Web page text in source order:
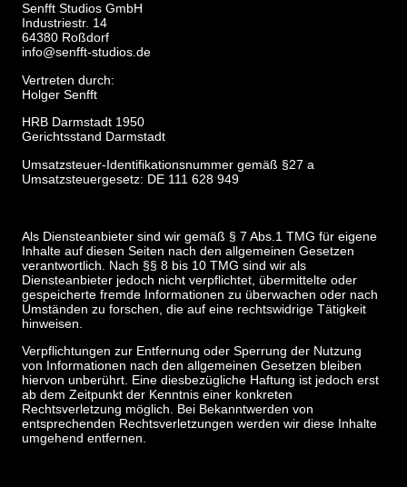
Senfft Studios GmbH
Industriestr. 14
64380 Roßdorf
info@senfft-studios.de
Vertreten durch:
Holger Senfft
HRB Darmstadt 1950
Gerichtsstand Darmstadt
Umsatzsteuer-Identifikationsnummer gemäß §27 a
Umsatzsteuergesetz: DE 111 628 949
Als Diensteanbieter sind wir gemäß § 7 Abs.1 TMG für eigene
Inhalte auf diesen Seiten nach den allgemeinen Gesetzen
verantwortlich. Nach §§ 8 bis 10 TMG sind wir als
Diensteanbieter jedoch nicht verpflichtet, übermittelte oder
gespeicherte fremde Informationen zu überwachen oder nach
Umständen zu forschen, die auf eine rechtswidrige Tätigkeit
hinweisen.
Verpflichtungen zur Entfernung oder Sperrung der Nutzung
von Informationen nach den allgemeinen Gesetzen bleiben
hiervon unberührt. Eine diesbezügliche Haftung ist jedoch erst
ab dem Zeitpunkt der Kenntnis einer konkreten
Rechtsverletzung möglich. Bei Bekanntwerden von
entsprechenden Rechtsverletzungen werden wir diese Inhalte
umgehend entfernen.